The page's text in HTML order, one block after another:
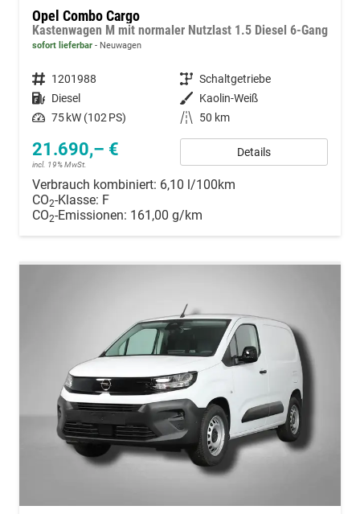
Opel Combo Cargo
Kastenwagen M mit normaler Nutzlast 1.5 Diesel 6-Gang
sofort lieferbar Neuwagen
Fahrzeugnummer 1201988 Getriebe Schaltgetriebe
Kraftstoff Diesel Außenfarbe Kaolin-Weiß
Leistung 75 kW (102 PS) Kilometerstand 50 km
21.690,– €
incl. 19% MwSt.
Details
Verbrauch kombiniert: 6,10 l/100km
CO2-Klasse: F
CO2-Emissionen: 161,00 g/km